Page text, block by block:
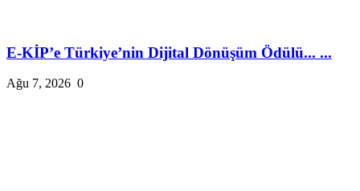
E-KİP’e Türkiye’nin Dijital Dönüşüm Ödülü... ...
Ağu 7, 2026 0